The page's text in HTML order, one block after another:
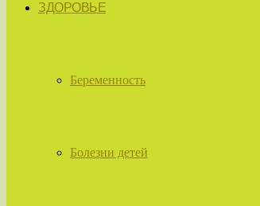
ЗДОРОВЬЕ
Беременность
Болезни детей